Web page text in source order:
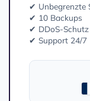
✔ Unbegrenzte
✔ 10 Backups
✔ DDoS-Schutz
✔ Support 24/7